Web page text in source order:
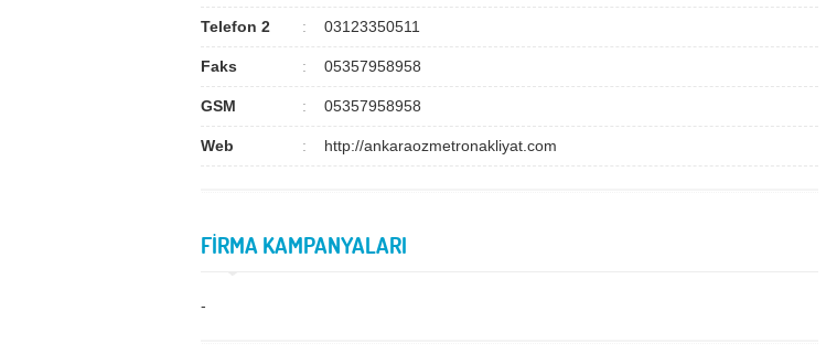
Telefon 2 03123350511
Faks 05357958958
GSM 05357958958
Web http://ankaraozmetronakliyat.com
FİRMA KAMPANYALARI
-